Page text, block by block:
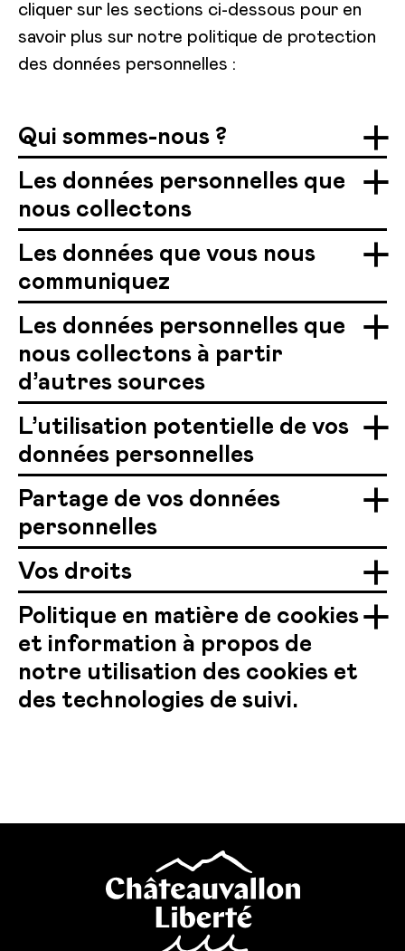
cliquer sur les sections ci-dessous pour en
savoir plus sur notre politique de protection
des données personnelles :
Qui sommes-nous ?
Les données personnelles que
nous collectons
Les données que vous nous
communiquez
Les données personnelles que
nous collectons à partir
d’autres sources
L’utilisation potentielle de vos
données personnelles
Partage de vos données
personnelles
Vos droits
Politique en matière de cookies
et information à propos de
notre utilisation des cookies et
des technologies de suivi.